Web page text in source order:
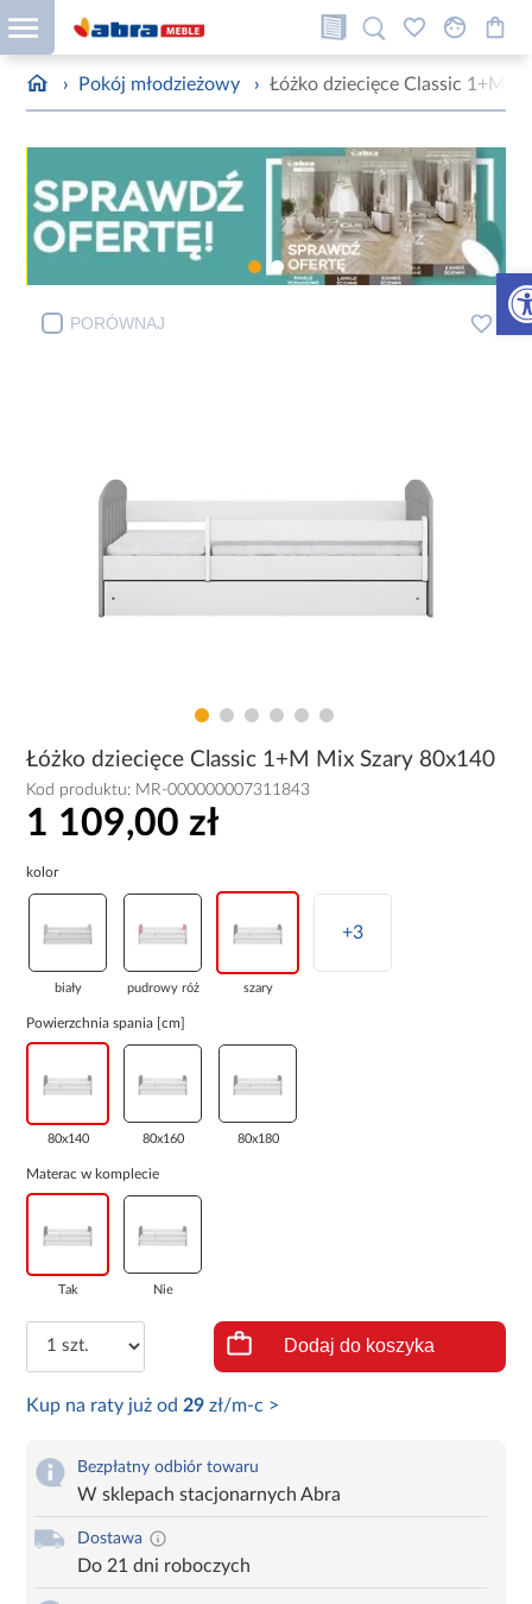
› Pokój młodzieżowy › Łóżko dziecięce Classic 1+M
PORÓWNAJ
Łóżko dziecięce Classic 1+M Mix Szary 80x140
Kod produktu: MR-000000007311843
1 109,00 zł
kolor
biały pudrowy róż szary
+3
Powierzchnia spania [cm]
80x140 80x160 80x180
Materac w komplecie
Tak Nie
Dodaj do koszyka
Kup na raty już od 29 zł/m-c >
Bezpłatny odbiór towaru
W sklepach stacjonarnych Abra
Dostawa
Do 21 dni roboczych